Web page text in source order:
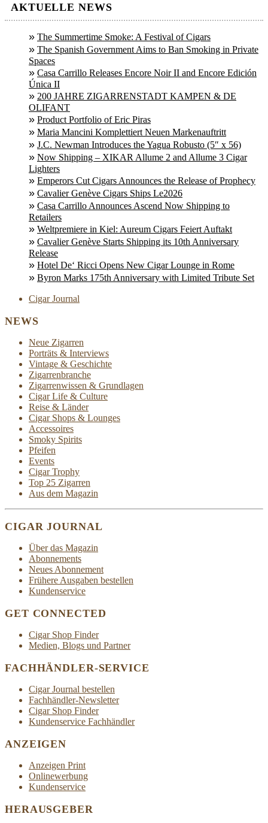
AKTUELLE NEWS
The Summertime Smoke: A Festival of Cigars
The Spanish Government Aims to Ban Smoking in Private
Spaces
Casa Carrillo Releases Encore Noir II and Encore Edición
Única II
200 JAHRE ZIGARRENSTADT KAMPEN & DE
OLIFANT
Product Portfolio of Eric Piras
Maria Mancini Komplettiert Neuen Markenauftritt
J.C. Newman Introduces the Yagua Robusto (5″ x 56)
Now Shipping – XIKAR Allume 2 and Allume 3 Cigar
Lighters
Emperors Cut Cigars Announces the Release of Prophecy
Cavalier Genève Cigars Ships Le2026
Casa Carrillo Announces Ascend Now Shipping to
Retailers
Weltpremiere in Kiel: Aureum Cigars Feiert Auftakt
Cavalier Genève Starts Shipping its 10th Anniversary
Release
Hotel De‘ Ricci Opens New Cigar Lounge in Rome
Byron Marks 175th Anniversary with Limited Tribute Set
Cigar Journal
NEWS
Neue Zigarren
Porträts & Interviews
Vintage & Geschichte
Zigarrenbranche
Zigarrenwissen & Grundlagen
Cigar Life & Culture
Reise & Länder
Cigar Shops & Lounges
Accessoires
Smoky Spirits
Pfeifen
Events
Cigar Trophy
Top 25 Zigarren
Aus dem Magazin
CIGAR JOURNAL
Über das Magazin
Abonnements
Neues Abonnement
Frühere Ausgaben bestellen
Kundenservice
GET CONNECTED
Cigar Shop Finder
Medien, Blogs und Partner
FACHHÄNDLER-SERVICE
Cigar Journal bestellen
Fachhändler-Newsletter
Cigar Shop Finder
Kundenservice Fachhändler
ANZEIGEN
Anzeigen Print
Onlinewerbung
Kundenservice
HERAUSGEBER